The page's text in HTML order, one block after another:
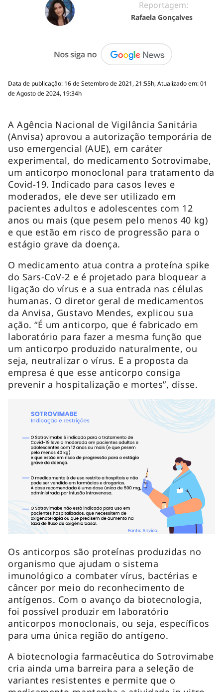
Reportagem:
Rafaela Gonçalves
Data de publicação: 16 de Setembro de 2021, 21:55h, Atualizado em: 01
de Agosto de 2024, 19:34h
A Agência Nacional de Vigilância Sanitária
(Anvisa) aprovou a autorização temporária de
uso emergencial (AUE), em caráter
experimental, do medicamento Sotrovimabe,
um anticorpo monoclonal para tratamento da
Covid-19. Indicado para casos leves e
moderados, ele deve ser utilizado em
pacientes adultos e adolescentes com 12
anos ou mais (que pesem pelo menos 40 kg)
e que estão em risco de progressão para o
estágio grave da doença.
O medicamento atua contra a proteína spike
do Sars-CoV-2 e é projetado para bloquear a
ligação do vírus e a sua entrada nas células
humanas. O diretor geral de medicamentos
da Anvisa, Gustavo Mendes, explicou sua
ação. “É um anticorpo, que é fabricado em
laboratório para fazer a mesma função que
um anticorpo produzido naturalmente, ou
seja, neutralizar o vírus. E a proposta da
empresa é que esse anticorpo consiga
prevenir a hospitalização e mortes”, disse.
Os anticorpos são proteínas produzidas no
organismo que ajudam o sistema
imunológico a combater vírus, bactérias e
câncer por meio do reconhecimento de
antígenos. Com o avanço da biotecnologia,
foi possível produzir em laboratório
anticorpos monoclonais, ou seja, específicos
para uma única região do antígeno.
A biotecnologia farmacêutica do Sotrovimabe
cria ainda uma barreira para a seleção de
variantes resistentes e permite que o